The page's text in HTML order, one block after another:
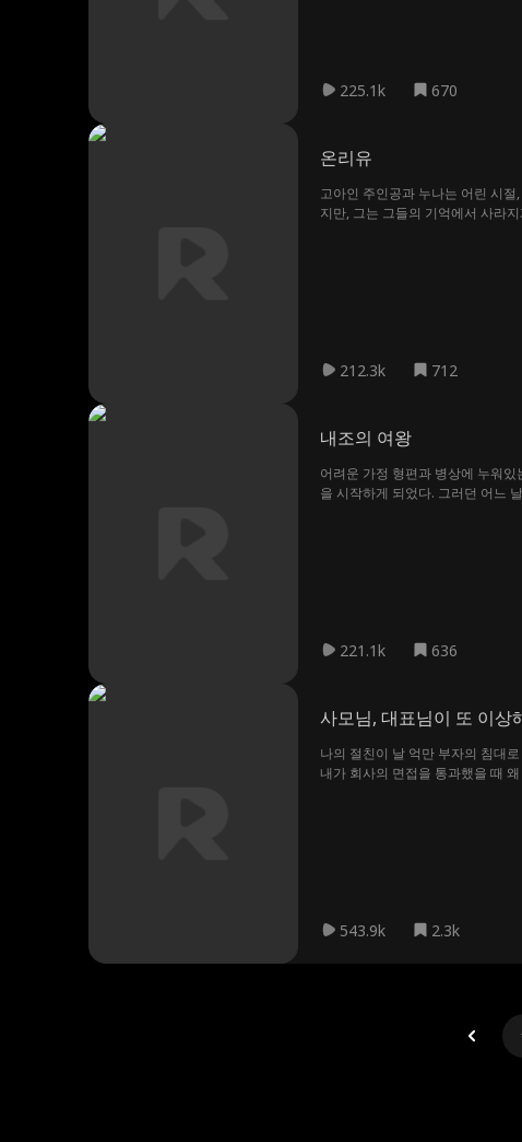
225.1k 670
온리유
고아인 주인공과 누나는 어린 시
지만, 그는 그들의 기억에서 사라
212.3k 712
내조의 여왕
어려운 가정 형편과 병상에 누워
을 시작하게 되었다. 그러던 어느
221.1k 636
사모님, 대표님이 또 이상
나의 절친이 날 억만 부자의 침대
내가 회사의 면접을 통과했을 때
543.9k 2.3k